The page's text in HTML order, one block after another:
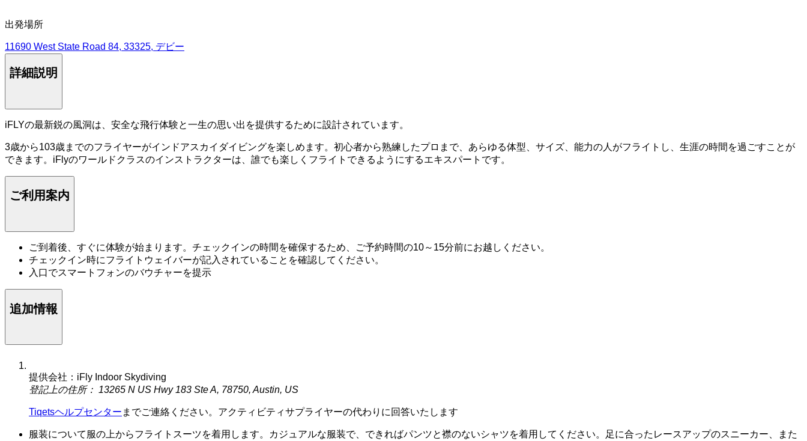
出発場所
11690 West State Road 84, 33325, デビー
詳細説明
iFLYの最新鋭の風洞は、安全な飛行体験と一生の思い出を提供するために設計されています。
3歳から103歳までのフライヤーがインドアスカイダイビングを楽しめます。初心者から熟練したプロまで、あらゆる体型、サイズ、能力の人がフライトし、生涯の時間を過ごすことが
できます。iFlyのワールドクラスのインストラクターは、誰でも楽しくフライトできるようにするエキスパートです。
ご利用案内
ご到着後、すぐに体験が始まります。チェックインの時間を確保するため、ご予約時間の10～15分前にお越しください。
チェックイン時にフライトウェイバーが記入されていることを確認してください。
入口でスマートフォンのバウチャーを提示
追加情報
提供会社：iFly Indoor Skydiving
登記上の住所： 13265 N US Hwy 183 Ste A, 78750, Austin, US
Tiqetsヘルプセンター までご連絡ください。アクティビティサプライヤーの代わりに回答いたします
服装について服の上からフライトスーツを着用します。カジュアルな服装で、できればパンツと襟のないシャツを着用してください。足に合ったレースアップのスニーカー、また